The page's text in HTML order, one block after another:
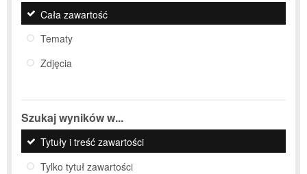
Cała zawartość
Tematy
Zdjęcia
Szukaj wyników w...
Tytuły i treść zawartości
Tylko tytuł zawartości